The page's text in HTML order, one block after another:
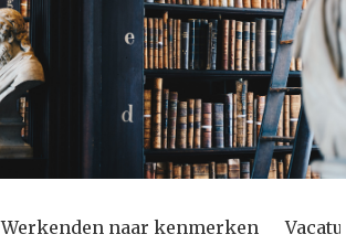
Werkenden naar kenmerken